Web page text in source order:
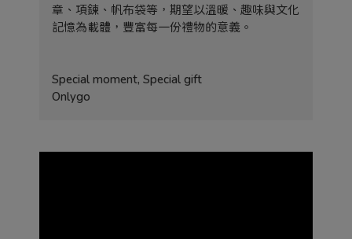
章、項鍊、帆布袋等，期望以溫暖、趣味與文化
記憶為載體，豐富每一份禮物的意義。
Special moment, Special gift
Onlygo